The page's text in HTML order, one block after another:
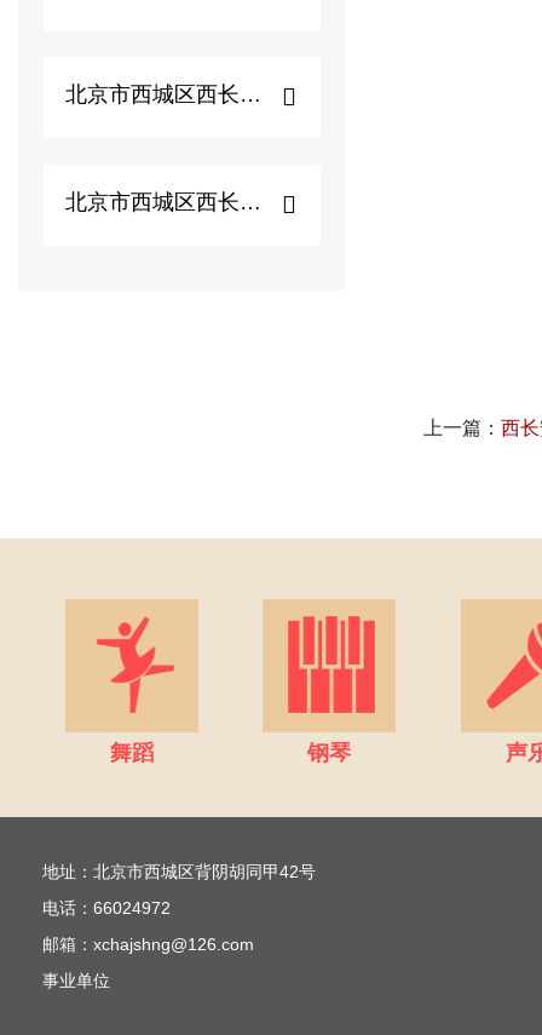
北京市西城区西长安街...
北京市西城区西长安街...
上一篇： 西
舞蹈 钢琴 声
地址：北京市西城区背阴胡同甲42号
电话：66024972
邮箱：xchajshng@126.com
事业单位